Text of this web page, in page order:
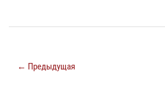
← Предыдущая